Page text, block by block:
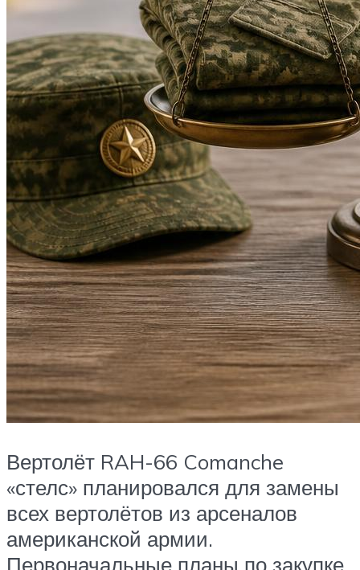
Вертолёт RAH-66 Comanche
«стелс» планировался для замены
всех вертолётов из арсеналов
американской армии.
Первоначальные планы по закупке